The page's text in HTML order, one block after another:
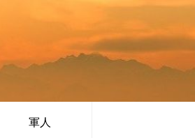
軍人